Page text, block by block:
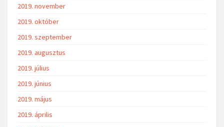
2019. november
2019. október
2019. szeptember
2019. augusztus
2019. július
2019. június
2019. május
2019. április